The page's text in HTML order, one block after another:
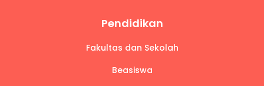
Pendidikan
Fakultas dan Sekolah
Beasiswa